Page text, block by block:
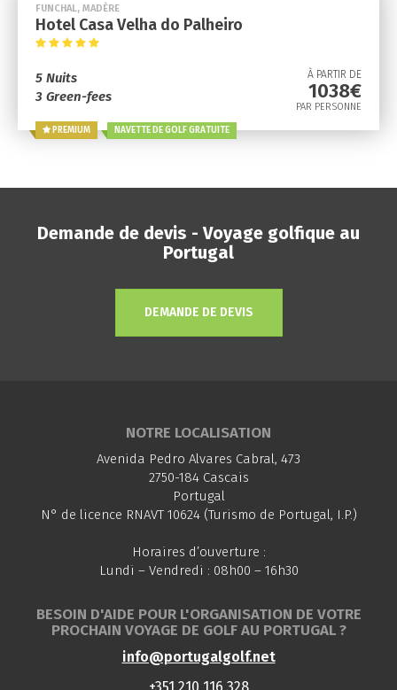
FUNCHAL, MADÈRE
Hotel Casa Velha do Palheiro
5 Nuits
3 Green-fees
À PARTIR DE
1038€
PAR PERSONNE
PREMIUM NAVETTE DE GOLF GRATUITE
Demande de devis - Voyage golfique au
Portugal
DEMANDE DE DEVIS
NOTRE LOCALISATION
Avenida Pedro Alvares Cabral, 473
2750-184 Cascais
Portugal
N° de licence RNAVT 10624 (Turismo de Portugal, I.P.)
Horaires d’ouverture :
Lundi – Vendredi : 08h00 – 16h30
BESOIN D'AIDE POUR L'ORGANISATION DE VOTRE
PROCHAIN VOYAGE DE GOLF AU PORTUGAL ?
info@portugalgolf.net